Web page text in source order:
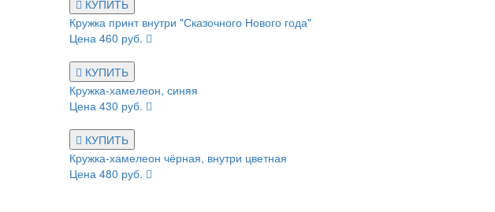
КУПИТЬ
Кружка принт внутри "Сказочного Нового года"
Цена 460 руб.
КУПИТЬ
Кружка-хамелеон, синяя
Цена 430 руб.
КУПИТЬ
Кружка-хамелеон чёрная, внутри цветная
Цена 480 руб.